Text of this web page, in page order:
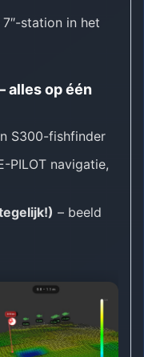
station in het
alles op één
S300-fishfinder
PILOT navigatie,
– beeld